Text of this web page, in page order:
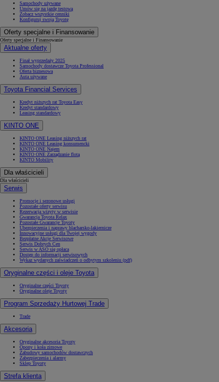
Samochody używane
Umów się na jazdę testową
Zobacz wszystkie cenniki
Konfiguruj swoją Toyotę
Oferty specjalne i Finansowanie
Oferty specjalne i Finansowanie
Aktualne oferty
Finał wyprzedaży 2025
Samochody dostawcze Toyota Professional
Oferta biznesowa
Auta używane
Toyota Financial Services
Kredyt niższych rat Toyota Easy
Kredyt standardowy
Leasing standardowy
KINTO ONE
KINTO ONE Leasing niższych rat
KINTO ONE Leasing konsumencki
KINTO ONE Najem
KINTO ONE Zarządzanie flotą
KINTO Mobility
Dla właścicieli
Dla właścicieli
Serwis
Promocje i sezonowe usługi
Pozostałe oferty serwisu
Rezerwacja wizyty w serwisie
Gwarancja Toyota Relax
Pozostałe Gwarancje Toyoty
Ubezpieczenia i naprawy blacharsko-lakiernicze
Innowacyjne usługi dla Twojej wygody
Bezpłatne Akcje Serwisowe
Serwis Dobrych Cen
Serwis w ASO się opłaca
Dostęp do informacji serwisowych
Wykaz wydanych zaświadczeń o odbytym szkoleniu (pdf)
Oryginalne części i oleje Toyota
Oryginalne części Toyoty
Oryginalne oleje Toyoty
Program Sprzedaży Hurtowej Trade
Trade
Akcesoria
Oryginalne akcesoria Toyoty
Opony i koła zimowe
Zabudowy samochodów dostawczych
Zabezpieczenia i alarmy
Sklep Toyoty
Strefa klienta